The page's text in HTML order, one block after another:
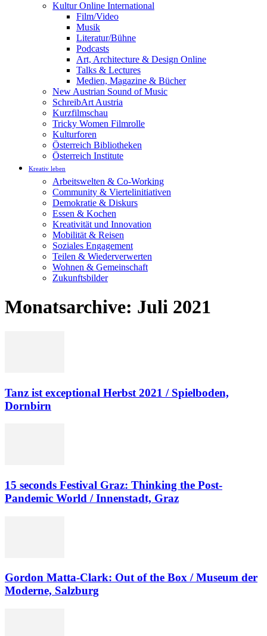
Kultur Online International
Film/Video
Musik
Literatur/Bühne
Podcasts
Art, Architecture & Design Online
Talks & Lectures
Medien, Magazine & Bücher
New Austrian Sound of Music
SchreibArt Austria
Kurzfilmschau
Tricky Women Filmrolle
Kulturforen
Österreich Bibliotheken
Österreich Institute
Kreativ leben
Arbeitswelten & Co-Working
Community & Viertelinitiativen
Demokratie & Diskurs
Essen & Kochen
Kreativität und Innovation
Mobilität & Reisen
Soziales Engagement
Teilen & Wiederverwerten
Wohnen & Gemeinschaft
Zukunftsbilder
Monatsarchive: Juli 2021
Tanz ist exceptional Herbst 2021 / Spielboden,
Dornbirn
15 seconds Festival Graz: Thinking the Post-
Pandemic World / Innenstadt, Graz
Gordon Matta-Clark: Out of the Box / Museum der
Moderne, Salzburg